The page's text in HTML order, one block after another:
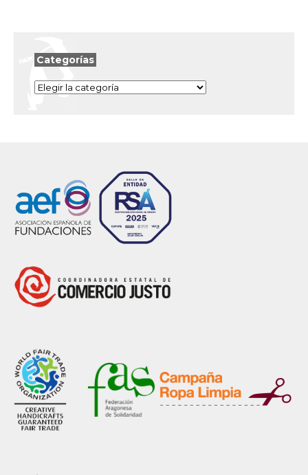
Categorías
Categorías